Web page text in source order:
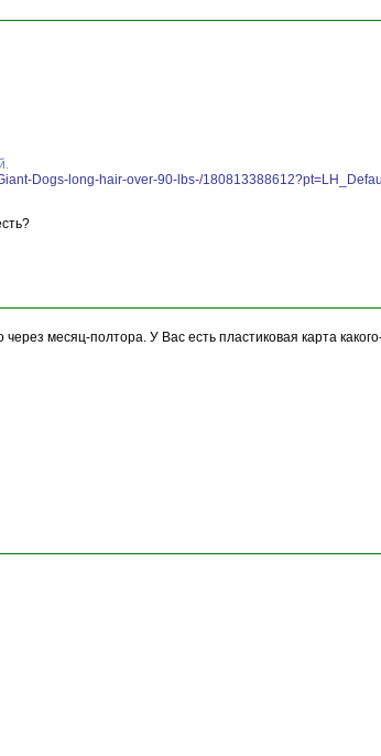
Dogs-long-hair-over-90-lbs-/
месяц-полтора. У Вас есть пластиковая карта